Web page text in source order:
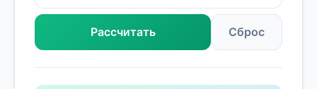
Рассчитать Сброс